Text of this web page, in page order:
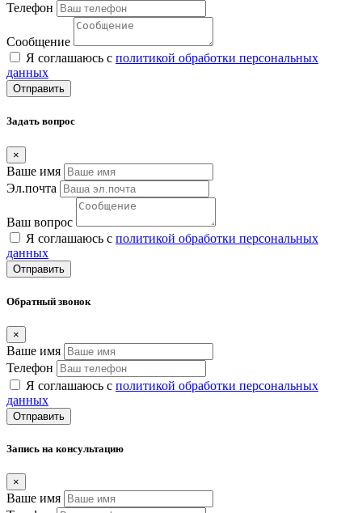
Телефон
Сообщение
Я соглашаюсь с политикой обработки персональных
данных
Отправить
Задать вопрос
×
Ваше имя
Эл.почта
Ваш вопрос
Я соглашаюсь с политикой обработки персональных
данных
Отправить
Обратный звонок
×
Ваше имя
Телефон
Я соглашаюсь с политикой обработки персональных
данных
Отправить
Запись на консультацию
×
Ваше имя